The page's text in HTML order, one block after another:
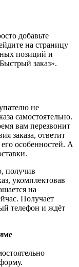
добавьте
на страницу
позиций и
заказ».
не
самостоятельно.
вам перезвонит
заказа, ответит
особенностей. А
получив
укомплектовав
на
Получает
телефон и ждёт